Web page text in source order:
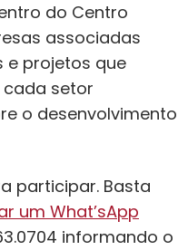
do Centro
associadas
e projetos que
setor
o desenvolvimento
participar. Basta
um What’sApp
informando o